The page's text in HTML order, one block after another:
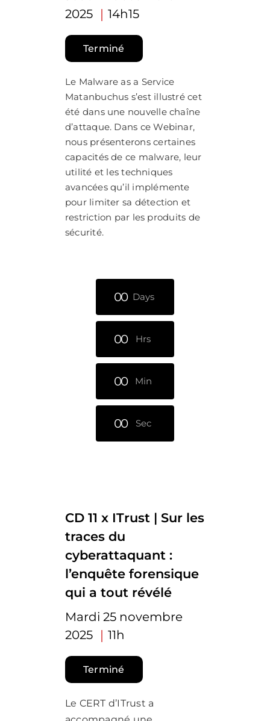
2025 ｜ 14h15
Terminé
Le Malware as a Service
Matanbuchus s’est illustré cet
été dans une nouvelle chaîne
d’attaque. Dans ce Webinar,
nous présenterons certaines
capacités de ce malware, leur
utilité et les techniques
avancées qu’il implémente
pour limiter sa détection et
restriction par les produits de
sécurité.
00 Days
00 Hrs
00 Min
00 Sec
CD 11 x ITrust | Sur les
traces du
cyberattaquant :
l’enquête forensique
qui a tout révélé
Mardi 25 novembre
2025 ｜ 11h
Terminé
Le CERT d’ITrust a